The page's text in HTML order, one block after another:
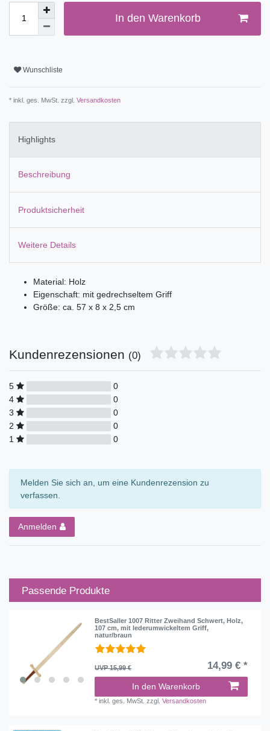
In den Warenkorb
Wunschliste
* inkl. ges. MwSt. zzgl. Versandkosten
Highlights
Beschreibung
Produktsicherheit
Weitere Details
Material: Holz
Eigenschaft: mit gedrechseltem Griff
Größe: ca. 57 x 8 x 2,5 cm
Kundenrezensionen (0)
5
0
4
0
3
0
2
0
1
0
Melden Sie sich an, um eine Kundenrezension zu
verfassen.
Anmelden
Passende Produkte
BestSaller 1007 Ritter Zweihand Schwert, Holz,
107 cm, mit lederumwickeltem Griff,
natur/braun
UVP 15,99 € 14,99 € *
In den Warenkorb
*inkl. ges. MwSt. zzgl.Versandkosten